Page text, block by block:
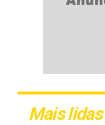
Mais lidas